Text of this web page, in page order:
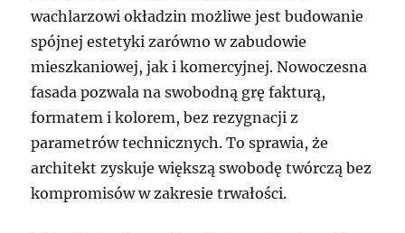
wachlarzowi okładzin możliwe jest budowanie
spójnej estetyki zarówno w zabudowie
mieszkaniowej, jak i komercyjnej. Nowoczesna
fasada pozwala na swobodną grę fakturą,
formatem i kolorem, bez rezygnacji z
parametrów technicznych. To sprawia, że
architekt zyskuje większą swobodę twórczą bez
kompromisów w zakresie trwałości.